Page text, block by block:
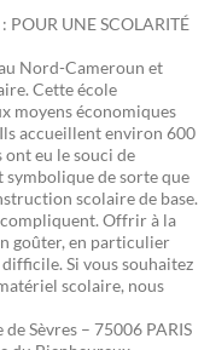
POUR UNE SCOLARITÉ
Nord-Cameroun et
Cette école
moyens économiques
accueillent environ 600
ont eu le souci de
de sorte que
scolaire de base.
compliquent. Offrir à la
goûter, en particulier
Si vous souhaitez
scolaire, nous
Sèvres – 75006 PARIS